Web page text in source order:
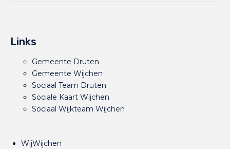
Links
Gemeente Druten
Gemeente Wijchen
Sociaal Team Druten
Sociale Kaart Wijchen
Sociaal Wijkteam Wijchen
WijWijchen